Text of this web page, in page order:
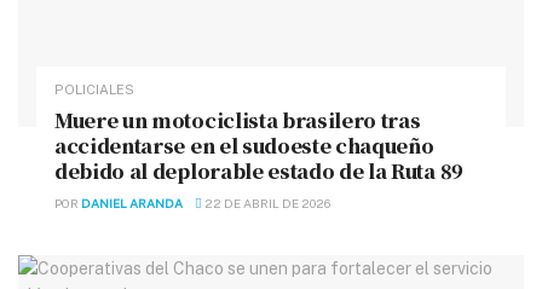
POLICIALES
Muere un motociclista brasilero tras
accidentarse en el sudoeste chaqueño
debido al deplorable estado de la Ruta 89
POR DANIEL ARANDA 22 DE ABRIL DE 2026